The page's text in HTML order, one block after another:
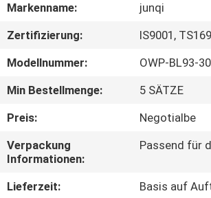
QUALITÄTSKONTROLLE
KONTAKT
MIT
UNS
Markenname:
junqi
Zertifizierung:
IS9001,
Modellnummer:
OWP-BL93-
Min Bestellmenge:
5 SÄTZE
Preis:
Negotialbe
Verpackung
Informationen:
Passend für
Lieferzeit:
Basis auf